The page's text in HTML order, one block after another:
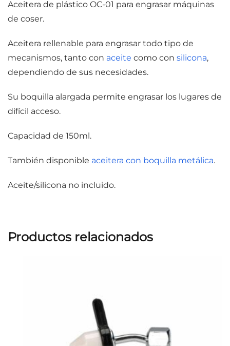
Aceitera de plástico OC-01 para engrasar máquinas
de coser.
Aceitera rellenable para engrasar todo tipo de
mecanismos, tanto con aceite como con silicona,
dependiendo de sus necesidades.
Su boquilla alargada permite engrasar los lugares de
difícil acceso.
Capacidad de 150ml.
También disponible aceitera con boquilla metálica.
Aceite/silicona no incluido.
Productos relacionados